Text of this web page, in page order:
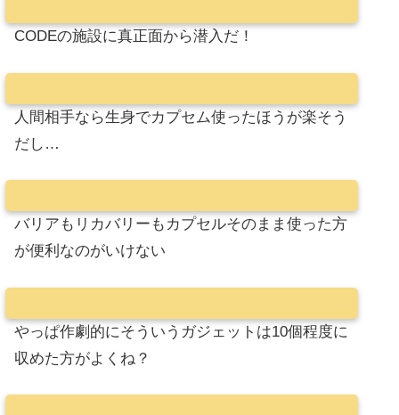
CODEの施設に真正面から潜入だ！
人間相手なら生身でカプセム使ったほうが楽そう
だし…
バリアもリカバリーもカプセルそのまま使った方
が便利なのがいけない
やっぱ作劇的にそういうガジェットは10個程度に
収めた方がよくね？